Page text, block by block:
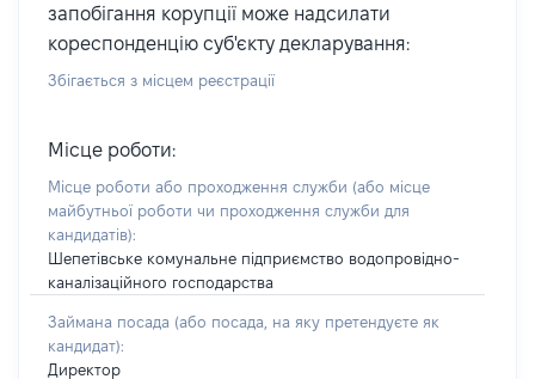
запобігання корупції може надсилати
кореспонденцію суб'єкту декларування:
Збігається з місцем реєстрації
Місце роботи:
Місце роботи або проходження служби (або місце
майбутньої роботи чи проходження служби для
кандидатів):
Шепетівське комунальне підприємство водопровідно-
каналізаційного господарства
Займана посада (або посада, на яку претендуєте як
кандидат):
Директор